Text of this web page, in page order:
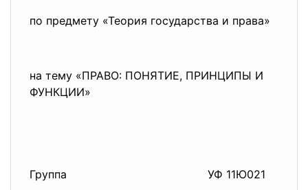
по предмету «Теория государства и права»
на тему «ПРАВО: ПОНЯТИЕ, ПРИНЦИПЫ И
ФУНКЦИИ»
Группа
УФ 11Ю021